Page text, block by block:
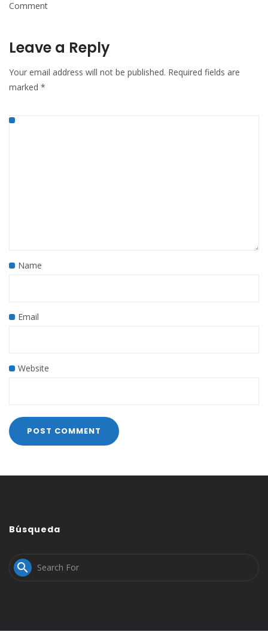
Comment
Leave a Reply
Your email address will not be published. Required fields are
marked *
Name
Email
Website
Búsqueda
